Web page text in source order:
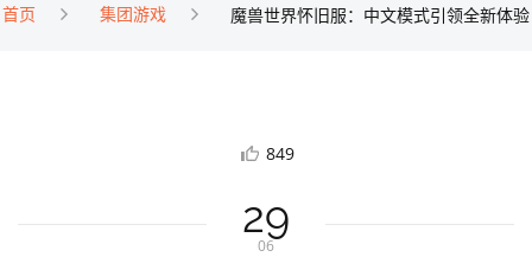
首页 集团游戏 魔兽世界怀旧服：中文模式引领全新体验
849
29
06